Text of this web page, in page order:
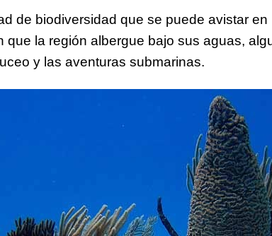
de biodiversidad que se puede avistar
que la región albergue bajo sus aguas,
y las aventuras submarinas.